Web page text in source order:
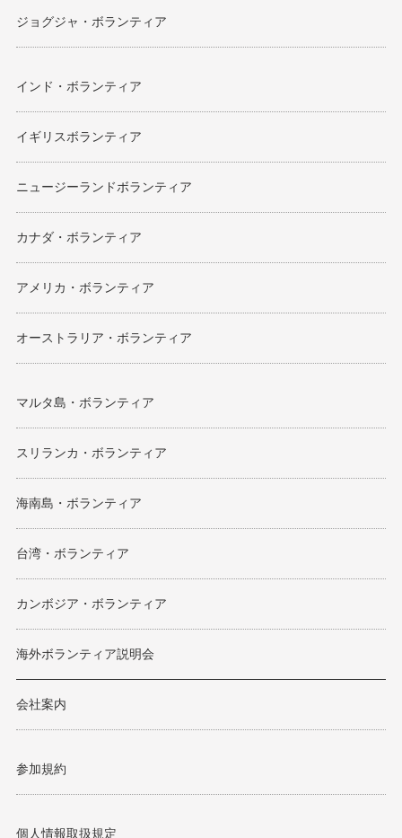
ジョグジャ・ボランティア
インド・ボランティア
イギリスボランティア
ニュージーランドボランティア
カナダ・ボランティア
アメリカ・ボランティア
オーストラリア・ボランティア
マルタ島・ボランティア
スリランカ・ボランティア
海南島・ボランティア
台湾・ボランティア
カンボジア・ボランティア
海外ボランティア説明会
会社案内
参加規約
個人情報取扱規定